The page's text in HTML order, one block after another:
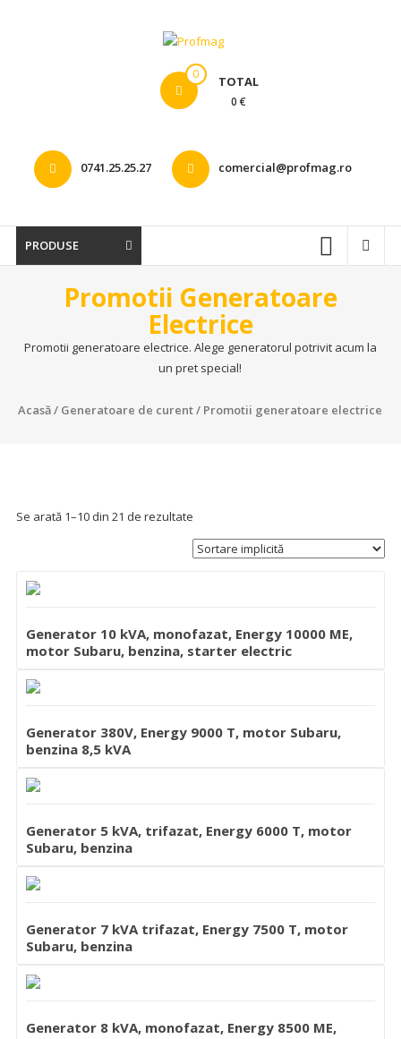
0 TOTAL
0 €
0741.25.25.27 comercial@profmag.ro
PRODUSE
Promotii Generatoare
Electrice
Promotii generatoare electrice. Alege generatorul potrivit acum la
un pret special!
Acasă/ Generatoare de curent/ Promotii generatoare electrice
Se arată 1–10 din 21 de rezultate
Generator 10 kVA, monofazat, Energy 10000 ME,
motor Subaru, benzina, starter electric
Generator 380V, Energy 9000 T, motor Subaru,
benzina 8,5 kVA
Generator 5 kVA, trifazat, Energy 6000 T, motor
Subaru, benzina
Generator 7 kVA trifazat, Energy 7500 T, motor
Subaru, benzina
Generator 8 kVA, monofazat, Energy 8500 ME,